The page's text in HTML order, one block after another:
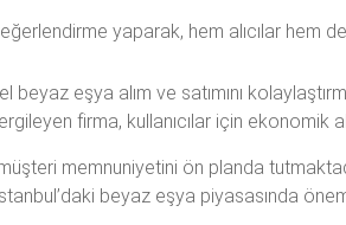
yaparak, hem alıcılar hem
el beyaz eşya alım ve satımını
firma, kullanıcılar için ekonomik
memnuniyetini ön planda
beyaz eşya piyasasında